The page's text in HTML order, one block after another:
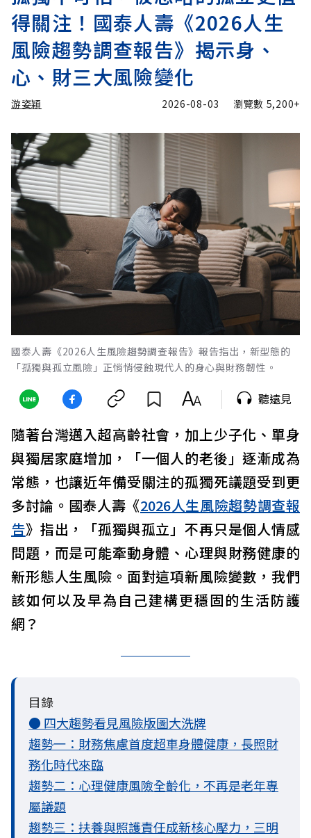
得關注！國泰人壽《2026人生
風險趨勢調查報告》揭示身、
心、財三大風險變化
游姿穎 2026-08-03 瀏覽數 5,200+
國泰人壽《2026人生風險趨勢調查報告》報告指出，新型態的
「孤獨與孤立風險」正悄悄侵蝕現代人的身心與財務韌性。
聽遠見
隨著台灣邁入超高齡社會，加上少子化、單身
與獨居家庭增加，「一個人的老後」逐漸成為
常態，也讓近年備受關注的孤獨死議題受到更
多討論。國泰人壽《2026人生風險趨勢調查報
告》指出，「孤獨與孤立」不再只是個人情感
問題，而是可能牽動身體、心理與財務健康的
新形態人生風險。面對這項新風險變數，我們
該如何以及早為自己建構更穩固的生活防護
網？
目錄
● 四大趨勢看見風險版圖大洗牌
趨勢一：財務焦慮首度超車身體健康，長照財
務化時代來臨
趨勢二：心理健康風險全齡化，不再是老年專
屬議題
趨勢三：扶養與照護責任成新核心壓力，三明